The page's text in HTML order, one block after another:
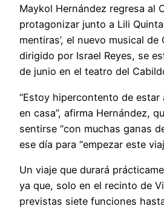
Maykol Hernández regresa al
protagonizar junto a Lili
mentiras’, el nuevo musical de
dirigido por Israel Reyes, se
de junio en el teatro del
“Estoy hipercontento de estar
en casa”, afirma Hernández,
sentirse “con muchas ganas
ese día para “empezar este
Un viaje que durará
ya que, solo en el recinto de
previstas siete funciones